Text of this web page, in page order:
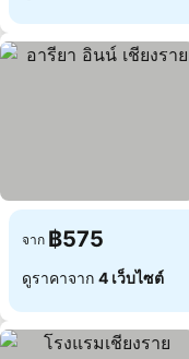
จาก ฿575
ดูราคาจาก 4 เว็บไซต์